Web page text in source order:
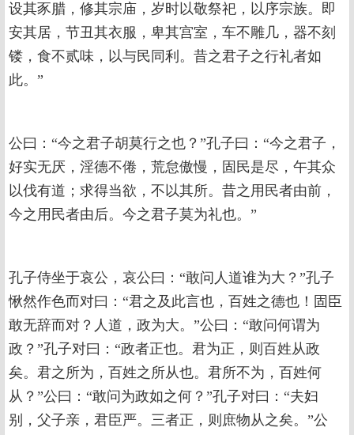
设其豕腊，修其宗庙，岁时以敬祭祀，以序宗族。即
安其居，节丑其衣服，卑其宫室，车不雕几，器不刻
镂，食不贰味，以与民同利。昔之君子之行礼者如
此。”
公曰：“今之君子胡莫行之也？”孔子曰：“今之君子，
好实无厌，淫德不倦，荒怠傲慢，固民是尽，午其众
以伐有道；求得当欲，不以其所。昔之用民者由前，
今之用民者由后。今之君子莫为礼也。”
孔子侍坐于哀公，哀公曰：“敢问人道谁为大？”孔子
愀然作色而对曰：“君之及此言也，百姓之德也！固臣
敢无辞而对？人道，政为大。”公曰：“敢问何谓为
政？”孔子对曰：“政者正也。君为正，则百姓从政
矣。君之所为，百姓之所从也。君所不为，百姓何
从？”公曰：“敢问为政如之何？”孔子对曰：“夫妇
别，父子亲，君臣严。三者正，则庶物从之矣。”公